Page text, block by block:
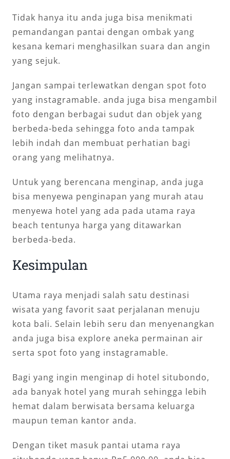
Tidak hanya itu anda juga bisa menikmati
pemandangan pantai dengan ombak yang
kesana kemari menghasilkan suara dan angin
yang sejuk.
Jangan sampai terlewatkan dengan spot foto
yang instagramable. anda juga bisa mengambil
foto dengan berbagai sudut dan objek yang
berbeda-beda sehingga foto anda tampak
lebih indah dan membuat perhatian bagi
orang yang melihatnya.
Untuk yang berencana menginap, anda juga
bisa menyewa penginapan yang murah atau
menyewa hotel yang ada pada utama raya
beach tentunya harga yang ditawarkan
berbeda-beda.
Kesimpulan
Utama raya menjadi salah satu destinasi
wisata yang favorit saat perjalanan menuju
kota bali. Selain lebih seru dan menyenangkan
anda juga bisa explore aneka permainan air
serta spot foto yang instagramable.
Bagi yang ingin menginap di hotel situbondo,
ada banyak hotel yang murah sehingga lebih
hemat dalam berwisata bersama keluarga
maupun teman kantor anda.
Dengan tiket masuk pantai utama raya